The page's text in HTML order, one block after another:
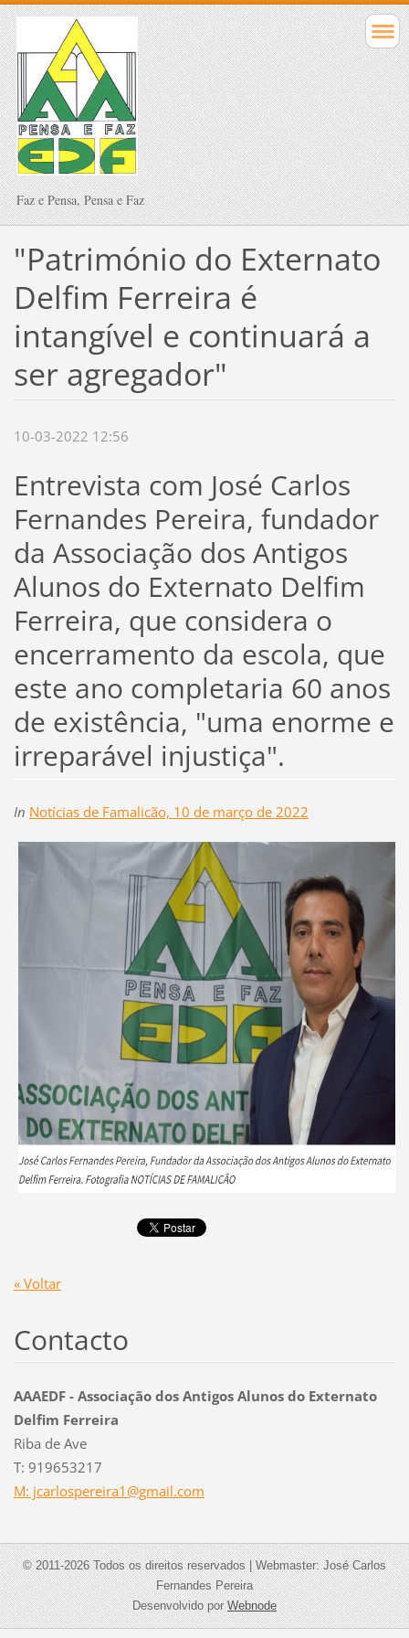
Faz e Pensa, Pensa e Faz
"Património do Externato
Delfim Ferreira é
intangível e continuará a
ser agregador"
10-03-2022 12:56
Entrevista com José Carlos
Fernandes Pereira, fundador
da Associação dos Antigos
Alunos do Externato Delfim
Ferreira, que considera o
encerramento da escola, que
este ano completaria 60 anos
de existência, "uma enorme e
irreparável injustiça".
In Notícias de Famalicão, 10 de março de 2022
« Voltar
Contacto
AAAEDF - Associação dos Antigos Alunos do Externato
Delfim Ferreira
Riba de Ave
T: 919653217
M: jcarlospereira1@gmail.com
© 2011-2026 Todos os direitos reservados | Webmaster: José Carlos
Fernandes Pereira
Desenvolvido porWebnode